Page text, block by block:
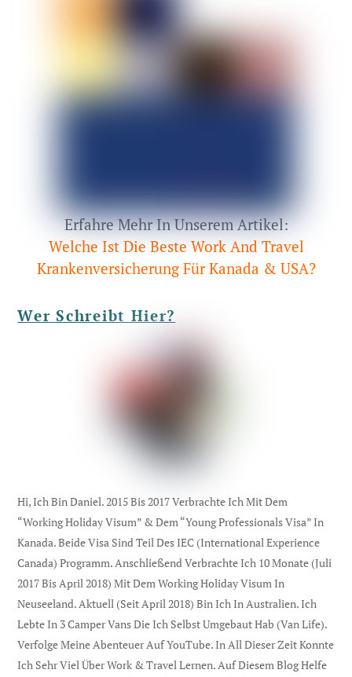
Erfahre Mehr In Unserem Artikel:
Welche Ist Die Beste Work And Travel
Krankenversicherung Für Kanada & USA?
Wer Schreibt Hier?
Hi, Ich Bin Daniel. 2015 Bis 2017 Verbrachte Ich Mit Dem
“Working Holiday Visum” & Dem “Young Professionals Visa” In
Kanada. Beide Visa Sind Teil Des IEC (international Experience
Canada) Programm. Anschließend Verbrachte Ich 10 Monate (Juli
2017 Bis April 2018) Mit Dem Working Holiday Visum In
Neuseeland. Aktuell (seit April 2018) Bin Ich In Australien. Ich
Lebte In 3 Camper Vans Die Ich Selbst Umgebaut Hab (Van Life).
Verfolge Meine Abenteuer Auf YouTube. In All Dieser Zeit Konnte
Ich Sehr Viel Über Work & Travel Lernen. Auf Diesem Blog Helfe